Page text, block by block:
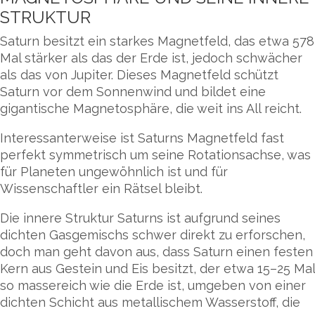
STRUKTUR
Saturn besitzt ein starkes Magnetfeld, das etwa 578
Mal stärker als das der Erde ist, jedoch schwächer
als das von Jupiter. Dieses Magnetfeld schützt
Saturn vor dem Sonnenwind und bildet eine
gigantische Magnetosphäre, die weit ins All reicht.
Interessanterweise ist Saturns Magnetfeld fast
perfekt symmetrisch um seine Rotationsachse, was
für Planeten ungewöhnlich ist und für
Wissenschaftler ein Rätsel bleibt.
Die innere Struktur Saturns ist aufgrund seines
dichten Gasgemischs schwer direkt zu erforschen,
doch man geht davon aus, dass Saturn einen festen
Kern aus Gestein und Eis besitzt, der etwa 15–25 Mal
so massereich wie die Erde ist, umgeben von einer
dichten Schicht aus metallischem Wasserstoff, die